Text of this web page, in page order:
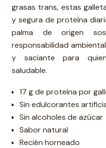
grasas trans, estas
y segura de proteína
palma de origen
responsabilidad
y saciante para
saludable.
17 g de proteína por
Sin edulcorantes
Sin alcoholes de azúcar
Sabor natural
Recién horneado